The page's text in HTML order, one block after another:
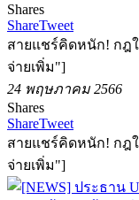
Shares
ShareTweet
สายแชร์คิดหนัก! กฎ
จ่ายเพิ่ม"]
24 พฤษภาคม 2566
Shares
ShareTweet
สายแชร์คิดหนัก! กฎ
จ่ายเพิ่ม"]